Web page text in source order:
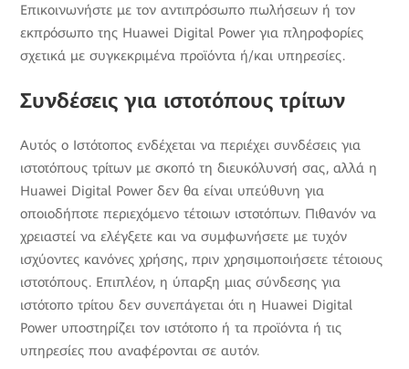
Επικοινωνήστε με τον αντιπρόσωπο πωλήσεων ή τον
εκπρόσωπο της Huawei Digital Power για πληροφορίες
σχετικά με συγκεκριμένα προϊόντα ή/και υπηρεσίες.
Συνδέσεις για ιστοτόπους τρίτων
Αυτός ο Ιστότοπος ενδέχεται να περιέχει συνδέσεις για
ιστοτόπους τρίτων με σκοπό τη διευκόλυνσή σας, αλλά η
Huawei Digital Power δεν θα είναι υπεύθυνη για
οποιοδήποτε περιεχόμενο τέτοιων ιστοτόπων. Πιθανόν να
χρειαστεί να ελέγξετε και να συμφωνήσετε με τυχόν
ισχύοντες κανόνες χρήσης, πριν χρησιμοποιήσετε τέτοιους
ιστοτόπους. Επιπλέον, η ύπαρξη μιας σύνδεσης για
ιστότοπο τρίτου δεν συνεπάγεται ότι η Huawei Digital
Power υποστηρίζει τον ιστότοπο ή τα προϊόντα ή τις
υπηρεσίες που αναφέρονται σε αυτόν.